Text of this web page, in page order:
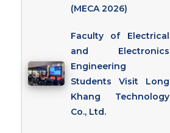
(MECA 2026)
Faculty of Electrical
and Electronics
Engineering
Students Visit Long
Khang Technology
Co., Ltd.